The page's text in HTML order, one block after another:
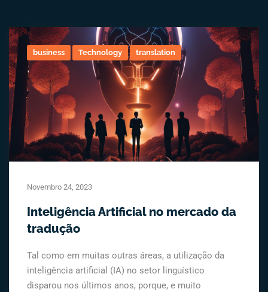
business Technology translation
Novembro 24, 2023
Inteligência Artificial no mercado da
tradução
Tal como em muitas outras áreas, a utilização da
inteligência artificial (IA) no setor linguístico
disparou nos últimos anos, porque, e muito